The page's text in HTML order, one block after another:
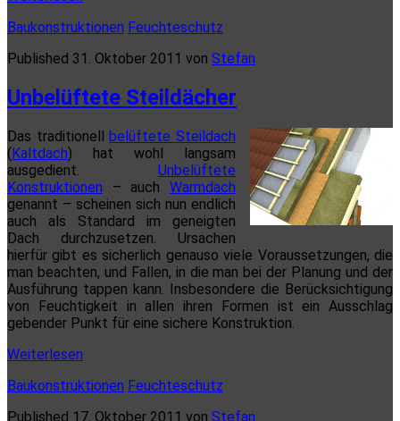
Baugrund
Baukonstruktionen Feuchteschutz
Published 31. Oktober 2011 von Stefan
Unbelüftete Steildächer
Das traditionell belüftete Steildach
( Kaltdach) hat wohl langsam
ausgedient. Unbelüftete
Konstruktionen – auch Warmdach
genannt – scheinen sich nun endlich
auch als Standard im geneigten
Dach durchzusetzen. Ursachen
hierfür gibt es sicherlich genauso viele Voraussetzungen, die
man beachten, und Fallen, in die man bei der Planung und der
Ausführung tappen kann. Insbesondere die Berücksichtigung
von Feuchtigkeit in allen ihren Formen ist ein Ausschlag
gebender Punkt für eine sichere Konstruktion.
Weiterlesen
Baukonstruktionen Feuchteschutz
Published 17. Oktober 2011 von Stefan